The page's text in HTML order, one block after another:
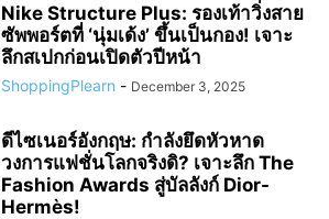
Nike Structure Plus: รองเท้าวิ่งสาย
ซัพพอร์ตที่ ‘นุ่มเด้ง’ ขึ้นเป็นกอง! เจาะ
ลึกสเปกก่อนเปิดตัวปีหน้า
ShoppingPlearn - December 3, 2025
ดีไซเนอร์อังกฤษ: กำลังยึดหัวหาด
วงการแฟชั่นโลกจริงดิ? เจาะลึก The
Fashion Awards สู่บัลลังก์ Dior-
Hermès!